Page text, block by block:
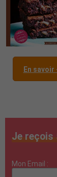
En savoir
Je reçois
Mon Email :